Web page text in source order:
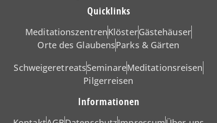
Quicklinks
MeditationszentrenKlösterGästehäuser
Orte des GlaubensParks & Gärten
SchweigeretreatsSeminareMeditationsreisen
Pilgerreisen
Informationen